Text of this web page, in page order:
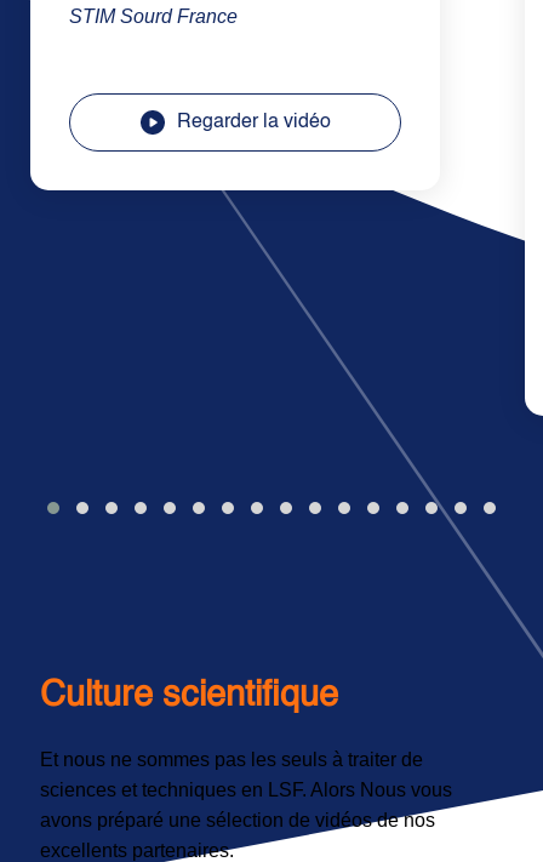
STIM Sourd France
Regarder la vidéo
Culture scientifique
Et nous ne sommes pas les seuls à traiter de
sciences et techniques en LSF. Alors Nous vous
avons préparé une sélection de vidéos de nos
excellents partenaires.